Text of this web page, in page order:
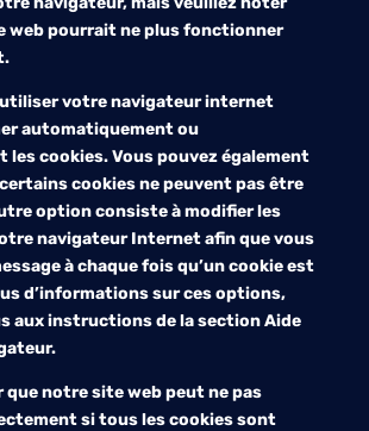
web pourrait ne plus fonctionner
votre navigateur internet
automatiquement ou
les cookies. Vous pouvez également
cookies ne peuvent pas être
option consiste à modifier les
navigateur Internet afin que vous
à chaque fois qu’un cookie est
d’informations sur ces options,
aux instructions de la section Aide
que notre site web peut ne pas
si tous les cookies sont